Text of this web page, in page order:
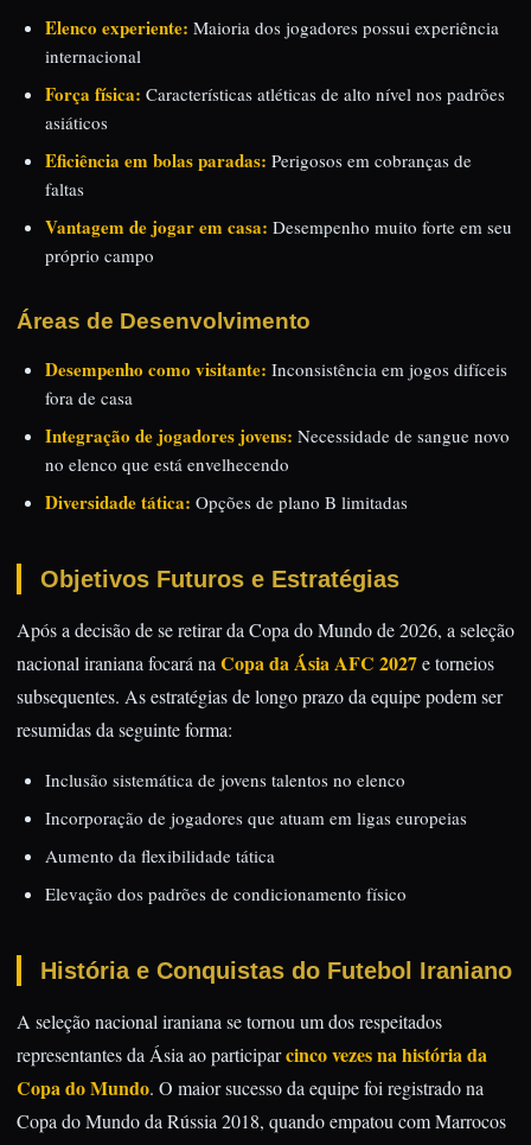
Elenco experiente: Maioria dos jogadores possui experiência
internacional
Força física: Características atléticas de alto nível nos padrões
asiáticos
Eficiência em bolas paradas: Perigosos em cobranças de
faltas
Vantagem de jogar em casa: Desempenho muito forte em seu
próprio campo
Áreas de Desenvolvimento
Desempenho como visitante: Inconsistência em jogos difíceis
fora de casa
Integração de jogadores jovens: Necessidade de sangue novo
no elenco que está envelhecendo
Diversidade tática: Opções de plano B limitadas
Objetivos Futuros e Estratégias
Após a decisão de se retirar da Copa do Mundo de 2026, a seleção
nacional iraniana focará na Copa da Ásia AFC 2027e torneios
subsequentes. As estratégias de longo prazo da equipe podem ser
resumidas da seguinte forma:
Inclusão sistemática de jovens talentos no elenco
Incorporação de jogadores que atuam em ligas europeias
Aumento da flexibilidade tática
Elevação dos padrões de condicionamento físico
História e Conquistas do Futebol Iraniano
A seleção nacional iraniana se tornou um dos respeitados
representantes da Ásia ao participarcinco vezes na história da
Copa do Mundo. O maior sucesso da equipe foi registrado na
Copa do Mundo da Rússia 2018, quando empatou com Marrocos